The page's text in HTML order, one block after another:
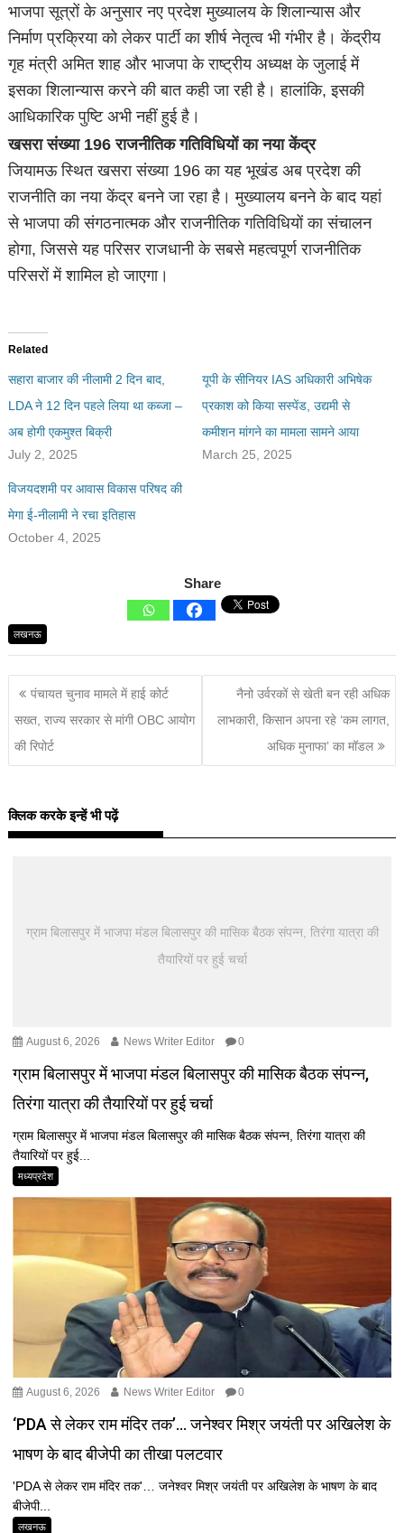
भाजपा सूत्रों के अनुसार नए प्रदेश मुख्यालय के शिलान्यास और
निर्माण प्रक्रिया को लेकर पार्टी का शीर्ष नेतृत्व भी गंभीर है। केंद्रीय
गृह मंत्री अमित शाह और भाजपा के राष्ट्रीय अध्यक्ष के जुलाई में
इसका शिलान्यास करने की बात कही जा रही है। हालांकि, इसकी
आधिकारिक पुष्टि अभी नहीं हुई है।
खसरा संख्या 196 राजनीतिक गतिविधियों का नया केंद्र
जियामऊ स्थित खसरा संख्या 196 का यह भूखंड अब प्रदेश की
राजनीति का नया केंद्र बनने जा रहा है। मुख्यालय बनने के बाद यहां
से भाजपा की संगठनात्मक और राजनीतिक गतिविधियों का संचालन
होगा, जिससे यह परिसर राजधानी के सबसे महत्वपूर्ण राजनीतिक
परिसरों में शामिल हो जाएगा।
Related
सहारा बाजार की नीलामी 2 दिन बाद,
LDA ने 12 दिन पहले लिया था कब्जा –
अब होगी एकमुश्त बिक्री
July 2, 2025
यूपी के सीनियर IAS अधिकारी अभिषेक
प्रकाश को किया सस्पेंड, उद्यमी से
कमीशन मांगने का मामला सामने आया
March 25, 2025
विजयदशमी पर आवास विकास परिषद की
मेगा ई-नीलामी ने रचा इतिहास
October 4, 2025
Share
लखनऊ
पंचायत चुनाव मामले में हाई कोर्ट
सख्त, राज्य सरकार से मांगी OBC आयोग
की रिपोर्ट
नैनो उर्वरकों से खेती बन रही अधिक
लाभकारी, किसान अपना रहे ‘कम लागत,
अधिक मुनाफा’ का मॉडल
क्लिक करके इन्हें भी पढ़ें
ग्राम बिलासपुर में भाजपा मंडल बिलासपुर की मासिक बैठक संपन्न, तिरंगा यात्रा की
तैयारियों पर हुई चर्चा
August 6, 2026 News Writer Editor 0
ग्राम बिलासपुर में भाजपा मंडल बिलासपुर की मासिक बैठक संपन्न,
तिरंगा यात्रा की तैयारियों पर हुई चर्चा
ग्राम बिलासपुर में भाजपा मंडल बिलासपुर की मासिक बैठक संपन्न, तिरंगा यात्रा की
तैयारियों पर हुई...
मध्यप्रदेश
August 6, 2026 News Writer Editor 0
‘PDA से लेकर राम मंदिर तक’… जनेश्वर मिश्र जयंती पर अखिलेश के
भाषण के बाद बीजेपी का तीखा पलटवार
'PDA से लेकर राम मंदिर तक'… जनेश्वर मिश्र जयंती पर अखिलेश के भाषण के बाद
बीजेपी...
लखनऊ